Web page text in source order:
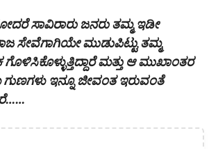
ಸಾವಿರಾರು ಜನರು ತಮ್ಮ ಇಡೀ
ಸೇವೆಗಾಗಿಯೇ ಮುಡುಪಿಟ್ಟು ತಮ್ಮ
ಗೊಳಿಸಿಕೊಳ್ಳುತ್ತಿದ್ದಾರೆ ಮತ್ತು ಆ ಮುಖಾಂತರ
ಇನ್ನೂ ಜೀವಂತ ಇರುವಂತೆ